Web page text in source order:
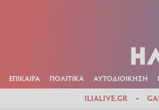
ΕΠΙΚΑΙΡΑ ΠΟΛΙΤΙΚΑ ΑΥΤΟΔΙΟΙΚΗΣΗ
ILIALIVE.GR